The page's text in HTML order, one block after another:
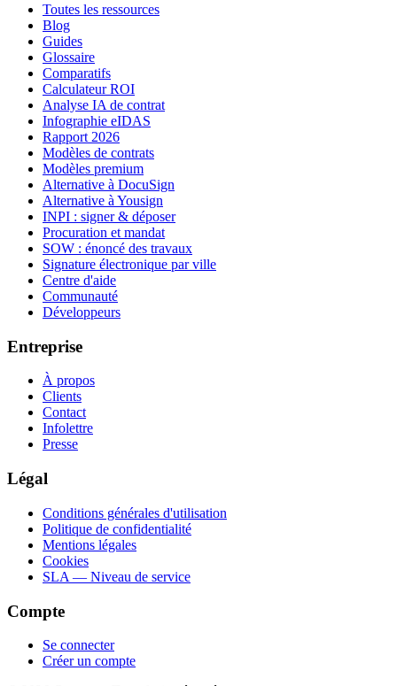
Toutes les ressources
Blog
Guides
Glossaire
Comparatifs
Calculateur ROI
Analyse IA de contrat
Infographie eIDAS
Rapport 2026
Modèles de contrats
Modèles premium
Alternative à DocuSign
Alternative à Yousign
INPI : signer & déposer
Procuration et mandat
SOW : énoncé des travaux
Signature électronique par ville
Centre d'aide
Communauté
Développeurs
Entreprise
À propos
Clients
Contact
Infolettre
Presse
Légal
Conditions générales d'utilisation
Politique de confidentialité
Mentions légales
Cookies
SLA — Niveau de service
Compte
Se connecter
Créer un compte